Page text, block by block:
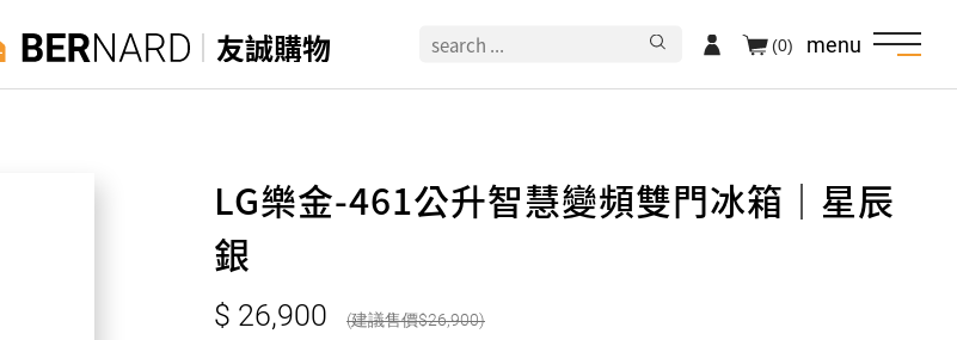
友誠購物 menu
(0)
LG樂金-461公升智慧變頻雙門冰箱｜星辰
銀
26,900 26,900